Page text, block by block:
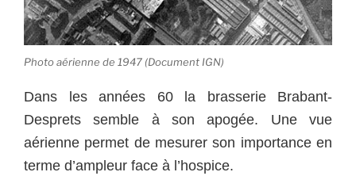
Photo aérienne de 1947 (Document IGN)
Dans les années 60 la brasserie Brabant-
Desprets semble à son apogée. Une vue
aérienne permet de mesurer son importance en
terme d’ampleur face à l’hospice.